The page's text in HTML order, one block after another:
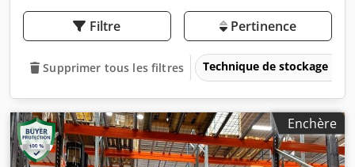
Filtre Pertinence
Supprimer tous les filtres Technique de stockage
Enchère